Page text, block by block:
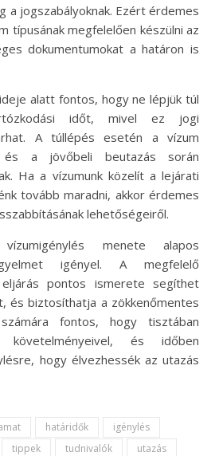
a jogszabályoknak. Ezért érdemes
típusának megfelelően készülni az
dokumentumokat a határon is
alatt fontos, hogy ne lépjük túl
időt, mivel ez jogi
A túllépés esetén a vízum
és a jövőbeli beutazás során
Ha a vízumunk közelít a lejárati
tovább maradni, akkor érdemes
lehetőségeiről.
menete alapos
igényel. A megfelelő
pontos ismerete segíthet
és biztosíthatja a zökkenőmentes
fontos, hogy tisztában
és időben
hogy élvezhessék az utazás
határidők
igénylés
tippek tudnivalók
utazás